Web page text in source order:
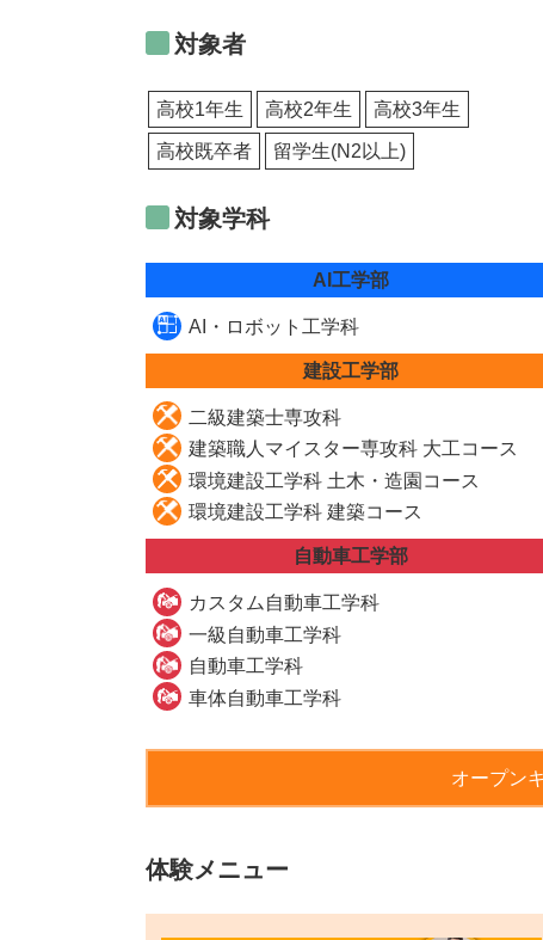
対象者
高校1年生 高校2年生 高校3年生
高校既卒者 留学生(N2以上)
対象学科
AI工学部
AI・ロボット工学科
建設工学部
二級建築士専攻科
建築職人マイスター専攻科 大工コース
環境建設工学科 土木・造園コース
環境建設工学科 建築コース
自動車工学部
カスタム自動車工学科
一級自動車工学科
自動車工学科
車体自動車工学科
オープン
体験メニュー